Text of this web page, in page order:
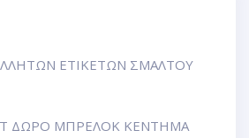
ΕΤΙΚΕΤΩΝ ΣΜΑΛΤΟΥ
ΔΩΡΟ ΜΠΡΕΛΟΚ ΚΕΝΤΗΜΑ